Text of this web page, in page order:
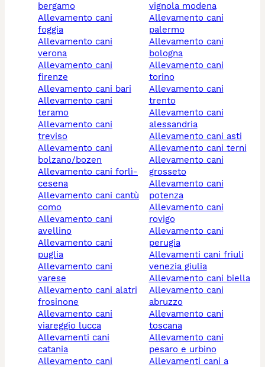
bergamo
allevamento cani
foggia
allevamento cani
verona
allevamento cani
firenze
allevamento cani bari
allevamento cani
teramo
allevamento cani
treviso
allevamento cani
bolzano/bozen
allevamento cani forlì-
cesena
allevamento cani cantù
como
allevamento cani
avellino
allevamento cani
puglia
allevamento cani
varese
allevamento cani alatri
frosinone
allevamento cani
viareggio lucca
allevamenti cani
catania
allevamento cani
vignola modena
allevamento cani
palermo
allevamento cani
bologna
allevamento cani
torino
allevamento cani
trento
allevamento cani
alessandria
allevamento cani asti
allevamento cani terni
allevamento cani
grosseto
allevamento cani
potenza
allevamento cani
rovigo
allevamento cani
perugia
allevamenti cani friuli
venezia giulia
allevamento cani biella
allevamento cani
abruzzo
allevamento cani
toscana
allevamento cani
pesaro e urbino
allevamenti cani a